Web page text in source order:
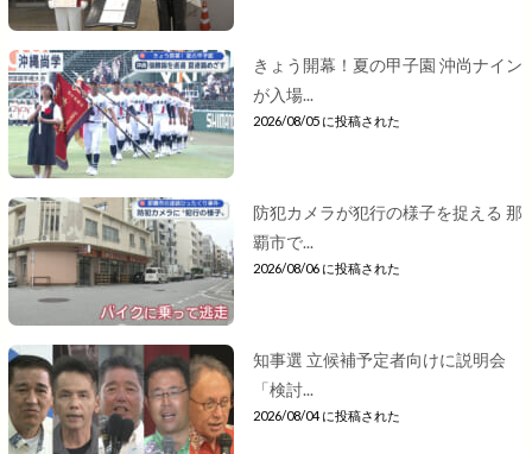
きょう開幕！夏の甲子園 沖尚ナイン
が入場...
2026/08/05 に投稿された
防犯カメラが犯行の様子を捉える 那
覇市で...
2026/08/06 に投稿された
知事選 立候補予定者向けに説明会
「検討...
2026/08/04 に投稿された